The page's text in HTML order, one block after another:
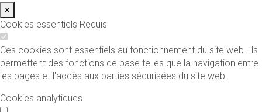
×
Cookies essentiels Requis
Ces cookies sont essentiels au fonctionnement du site web. Ils
permettent des fonctions de base telles que la navigation entre
les pages et l'accès aux parties sécurisées du site web.
Cookies analytiques